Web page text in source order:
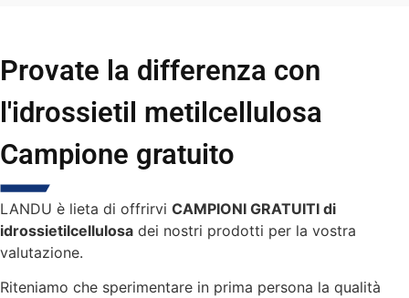
Provate la differenza con
l'idrossietil metilcellulosa
Campione gratuito
LANDU è lieta di offrirvi CAMPIONI GRATUITI di
idrossietilcellulosa dei nostri prodotti per la vostra
valutazione.
Riteniamo che sperimentare in prima persona la qualità